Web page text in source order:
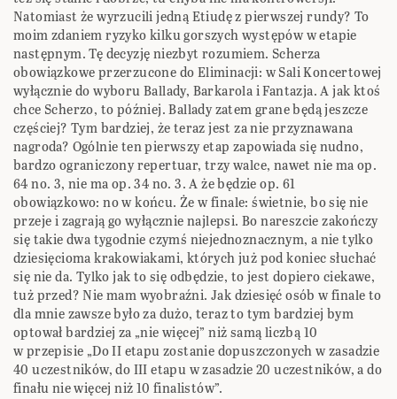
Natomiast że wyrzucili jedną Etiudę z pierwszej rundy? To
moim zdaniem ryzyko kilku gorszych występów w etapie
następnym. Tę decyzję niezbyt rozumiem. Scherza
obowiązkowe przerzucone do Eliminacji: w Sali Koncertowej
wyłącznie do wyboru Ballady, Barkarola i Fantazja. A jak ktoś
chce Scherzo, to później. Ballady zatem grane będą jeszcze
częściej? Tym bardziej, że teraz jest za nie przyznawana
nagroda? Ogólnie ten pierwszy etap zapowiada się nudno,
bardzo ograniczony repertuar, trzy walce, nawet nie ma op.
64 no. 3, nie ma op. 34 no. 3. A że będzie op. 61
obowiązkowo: no w końcu. Że w finale: świetnie, bo się nie
przeje i zagrają go wyłącznie najlepsi. Bo nareszcie zakończy
się takie dwa tygodnie czymś niejednoznacznym, a nie tylko
dziesięcioma krakowiakami, których już pod koniec słuchać
się nie da. Tylko jak to się odbędzie, to jest dopiero ciekawe,
tuż przed? Nie mam wyobraźni. Jak dziesięć osób w finale to
dla mnie zawsze było za dużo, teraz to tym bardziej bym
optował bardziej za „nie więcej” niż samą liczbą 10
w przepisie „Do II etapu zostanie dopuszczonych w zasadzie
40 uczestników, do III etapu w zasadzie 20 uczestników, a do
finału nie więcej niż 10 finalistów”.